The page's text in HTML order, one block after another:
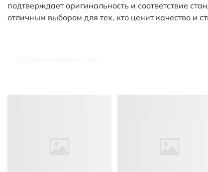
подтверждает оригинальность и соответствие
отличным выбором для тех, кто ценит качество и